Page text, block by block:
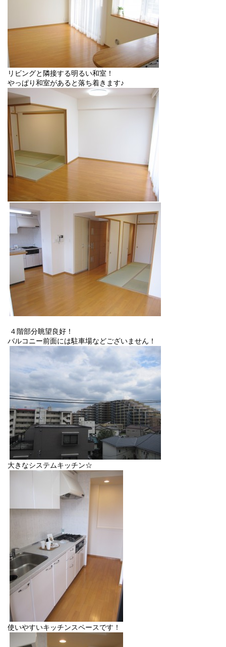
リビングと隣接する明るい和室！
やっぱり和室があると落ち着きます♪
４階部分眺望良好！
バルコニー前面には駐車場などございません！
大きなシステムキッチン☆
使いやすいキッチンスペースです！